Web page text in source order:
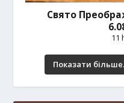
Свято
11
Показати